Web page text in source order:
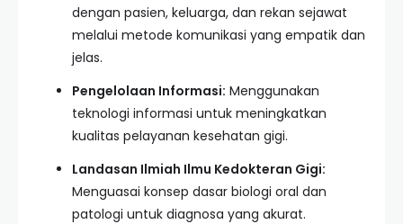
dengan pasien, keluarga, dan rekan sejawat
melalui metode komunikasi yang empatik dan
jelas.
Pengelolaan Informasi: Menggunakan
teknologi informasi untuk meningkatkan
kualitas pelayanan kesehatan gigi.
Landasan Ilmiah Ilmu Kedokteran Gigi:
Menguasai konsep dasar biologi oral dan
patologi untuk diagnosa yang akurat.